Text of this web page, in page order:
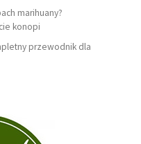
marihuany?
konopi
przewodnik dla